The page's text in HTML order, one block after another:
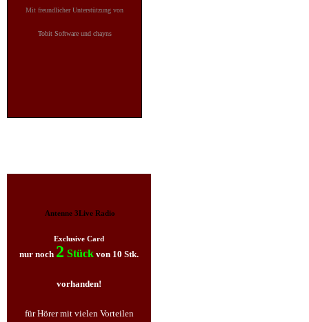
Mit freundlicher Unterstützung von
Tobit Software und chayns
Antenne 3Live Radio
Exclusive Card
nur noch 2 Stück von 10 Stk.
vorhanden!
für Hörer mit vielen Vorteilen